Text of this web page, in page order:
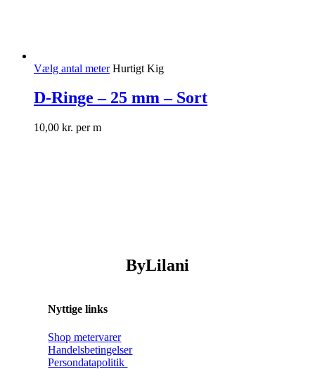
Vælg antal meter Hurtigt Kig
D-Ringe – 25 mm – Sort
10,00 kr. per m
ByLilani
Nyttige links
Shop metervarer
Handelsbetingelser
Persondatapolitik